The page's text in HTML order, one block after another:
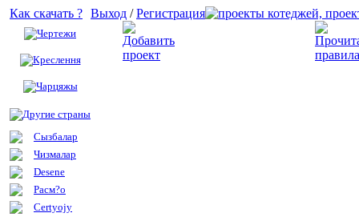
Как скачать ?
Чертежи
Креслення
Чарцяжы
Другие страны
Сызбалар
Чизмалар
Desene
Расм?о
Certyojy
Выход /Регистрация